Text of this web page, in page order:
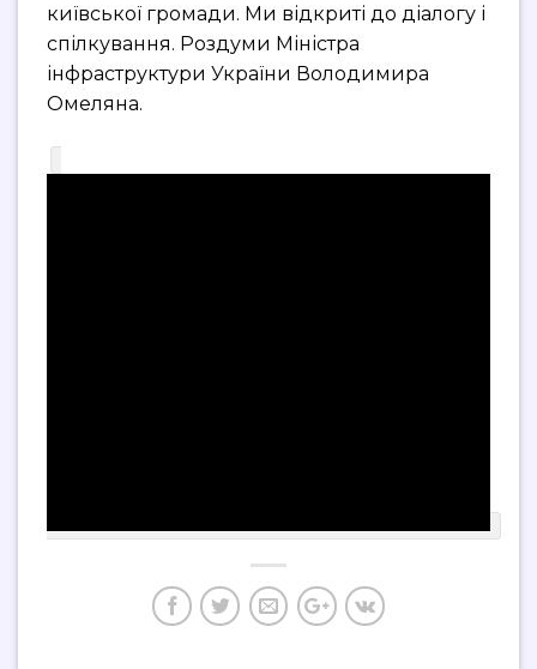
київської громади. Ми відкриті до діалогу і
спілкування. Роздуми Міністра
інфраструктури України Володимира
Омеляна.